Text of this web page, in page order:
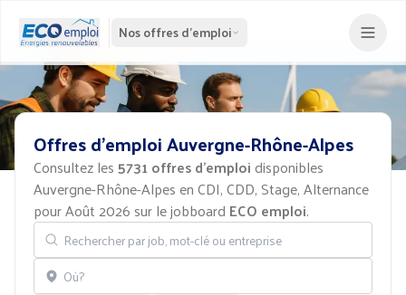
Nos offres d'emploi
Offresd'emploiAuvergne-Rhône-Alpes
Consultez les5731 offres d'emploi disponibles
Auvergne-Rhône-Alpes en CDI, CDD, Stage, Alternance
pour Août 2026 sur le jobboard ECO emploi.
Rechercher par job, mot-clé ou entreprise
Localisation